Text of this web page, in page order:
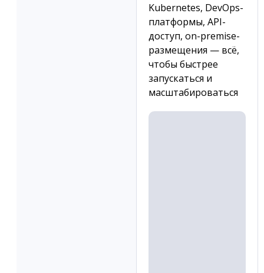
Kubernetes, DevOps-
платформы, API-
доступ, on-premise-
размещения — всё,
чтобы быстрее
запускаться и
масштабироваться